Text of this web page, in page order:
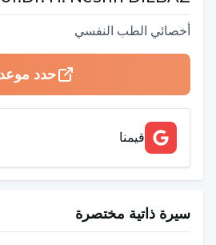
أخصائي الطب النفسي
حدد موعد
قيمنا
سيرة ذاتية مختصرة